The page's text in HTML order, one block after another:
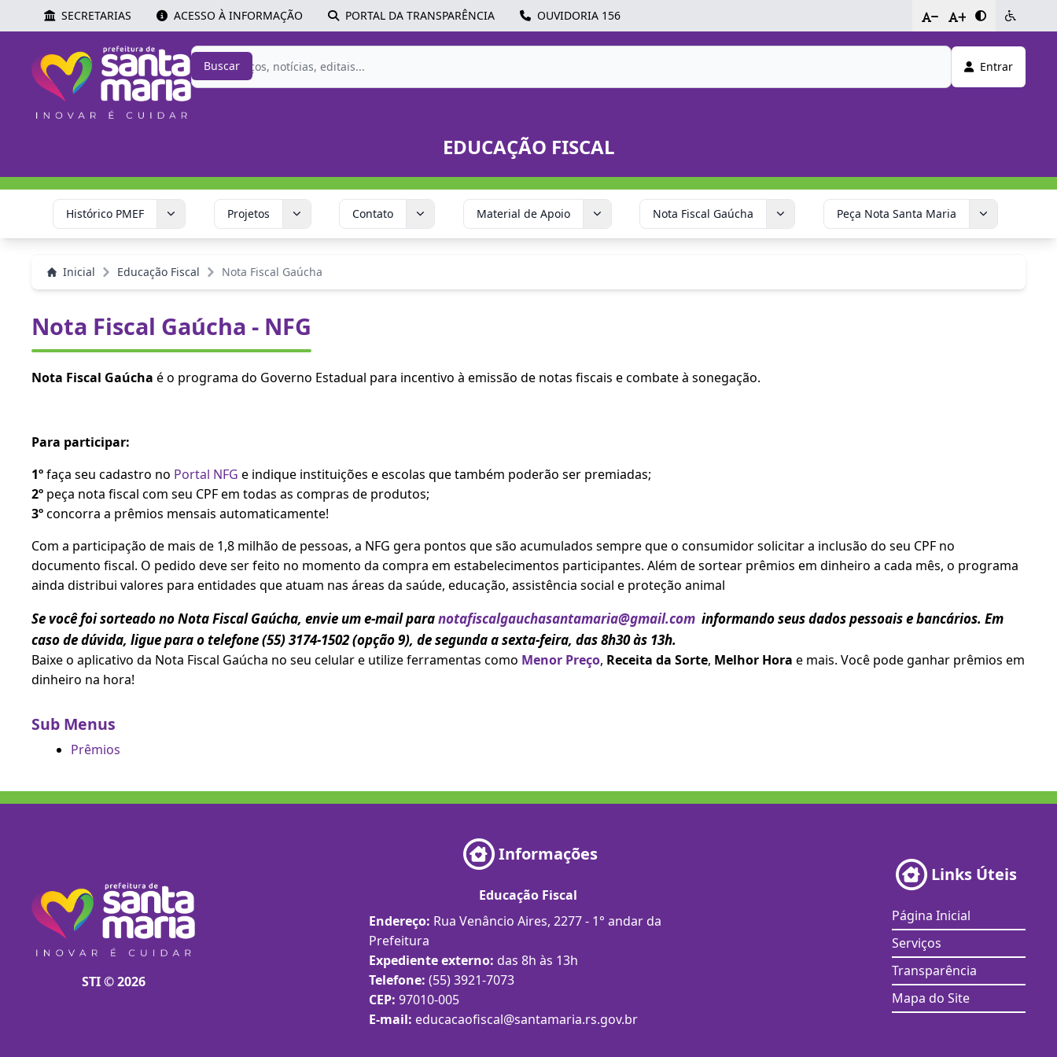
SECRETARIAS ACESSO À INFORMAÇÃO PORTAL DA TRANSPARÊNCIA OUVIDORIA 156 - +
Buscar Entrar
EDUCAÇÃO FISCAL
Histórico PMEF Projetos Contato Material de Apoio Nota Fiscal Gaúcha Peça Nota Santa Maria
Inicial Educação Fiscal Nota Fiscal Gaúcha
Nota Fiscal Gaúcha - NFG
Nota Fiscal Gaúcha é o programa do Governo Estadual para incentivo à emissão de notas fiscais e combate à sonegação.
Para participar:
1ºfaça seu cadastro no Portal NFG e indique instituições e escolas que também poderão ser premiadas;
2º peça nota fiscal com seu CPF em todas as compras de produtos;
3ºconcorra a prêmios mensais automaticamente!
Com a participação de mais de 1,8 milhão de pessoas, a NFG gera pontos que são acumulados sempre que o consumidor solicitar a inclusão do seu CPF no
documento fiscal. O pedido deve ser feito no momento da compra em estabelecimentos participantes. Além de sortear prêmios em dinheiro a cada mês, o programa
ainda distribui valores para entidades que atuam nas áreas da saúde, educação, assistência social e proteção animal
Se você foi sorteado no Nota Fiscal Gaúcha, envie um e-mail paranotafiscalgauchasantamaria@gmail.com informando seus dados pessoais e bancários. Em
caso de dúvida, ligue para o telefone (55) 3174-1502 (opção 9), de segunda a sexta-feira, das 8h30 às 13h.
Baixe o aplicativo da Nota Fiscal Gaúcha no seu celular e utilize ferramentas como Menor Preço, Receita da Sorte, Melhor Hora e mais. Você pode ganhar prêmios em
dinheiro na hora!
Sub Menus
Prêmios
STI © 2026
Informações
Educação Fiscal
Endereço: Rua Venâncio Aires, 2277 - 1° andar da
Prefeitura
Expediente externo: das 8h às 13h
Telefone:(55) 3921-7073
CEP:97010-005
E-mail: educacaofiscal@santamaria.rs.gov.br
Links Úteis
Página Inicial
Serviços
Transparência
Mapa do Site